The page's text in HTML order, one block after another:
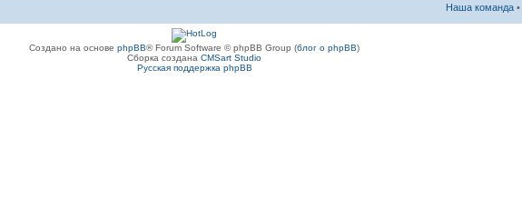
Наша команда •
Создано на основе phpBB® Forum Software © phpBB Group (блог о phpBB)
Сборка создана CMSart Studio
Русская поддержка phpBB